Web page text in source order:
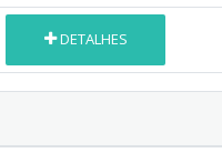
DETALHES